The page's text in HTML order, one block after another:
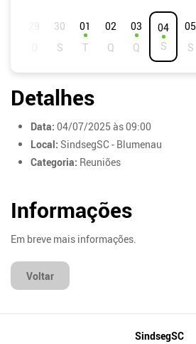
S
01 02 03 04 05
Detalhes
Data: 04/07/2025 às 09:00
Local: SindsegSC - Blumenau
Categoria: Reuniões
Informações
Em breve mais informações.
Voltar
SindsegSC